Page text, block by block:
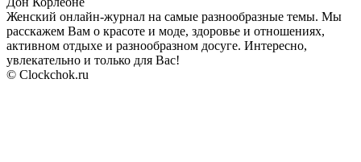
Женский онлайн-журнал на самые разнообразные темы. Мы
расскажем Вам о красоте и моде, здоровье и отношениях,
активном отдыхе и разнообразном досуге. Интересно,
увлекательно и только для Вас!
© Clockchok.ru